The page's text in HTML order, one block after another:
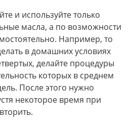
и используйте только
масла, а по возможности
Например, то
в домашних условиях
делайте процедуры
которых в среднем
После этого нужно
некоторое время при